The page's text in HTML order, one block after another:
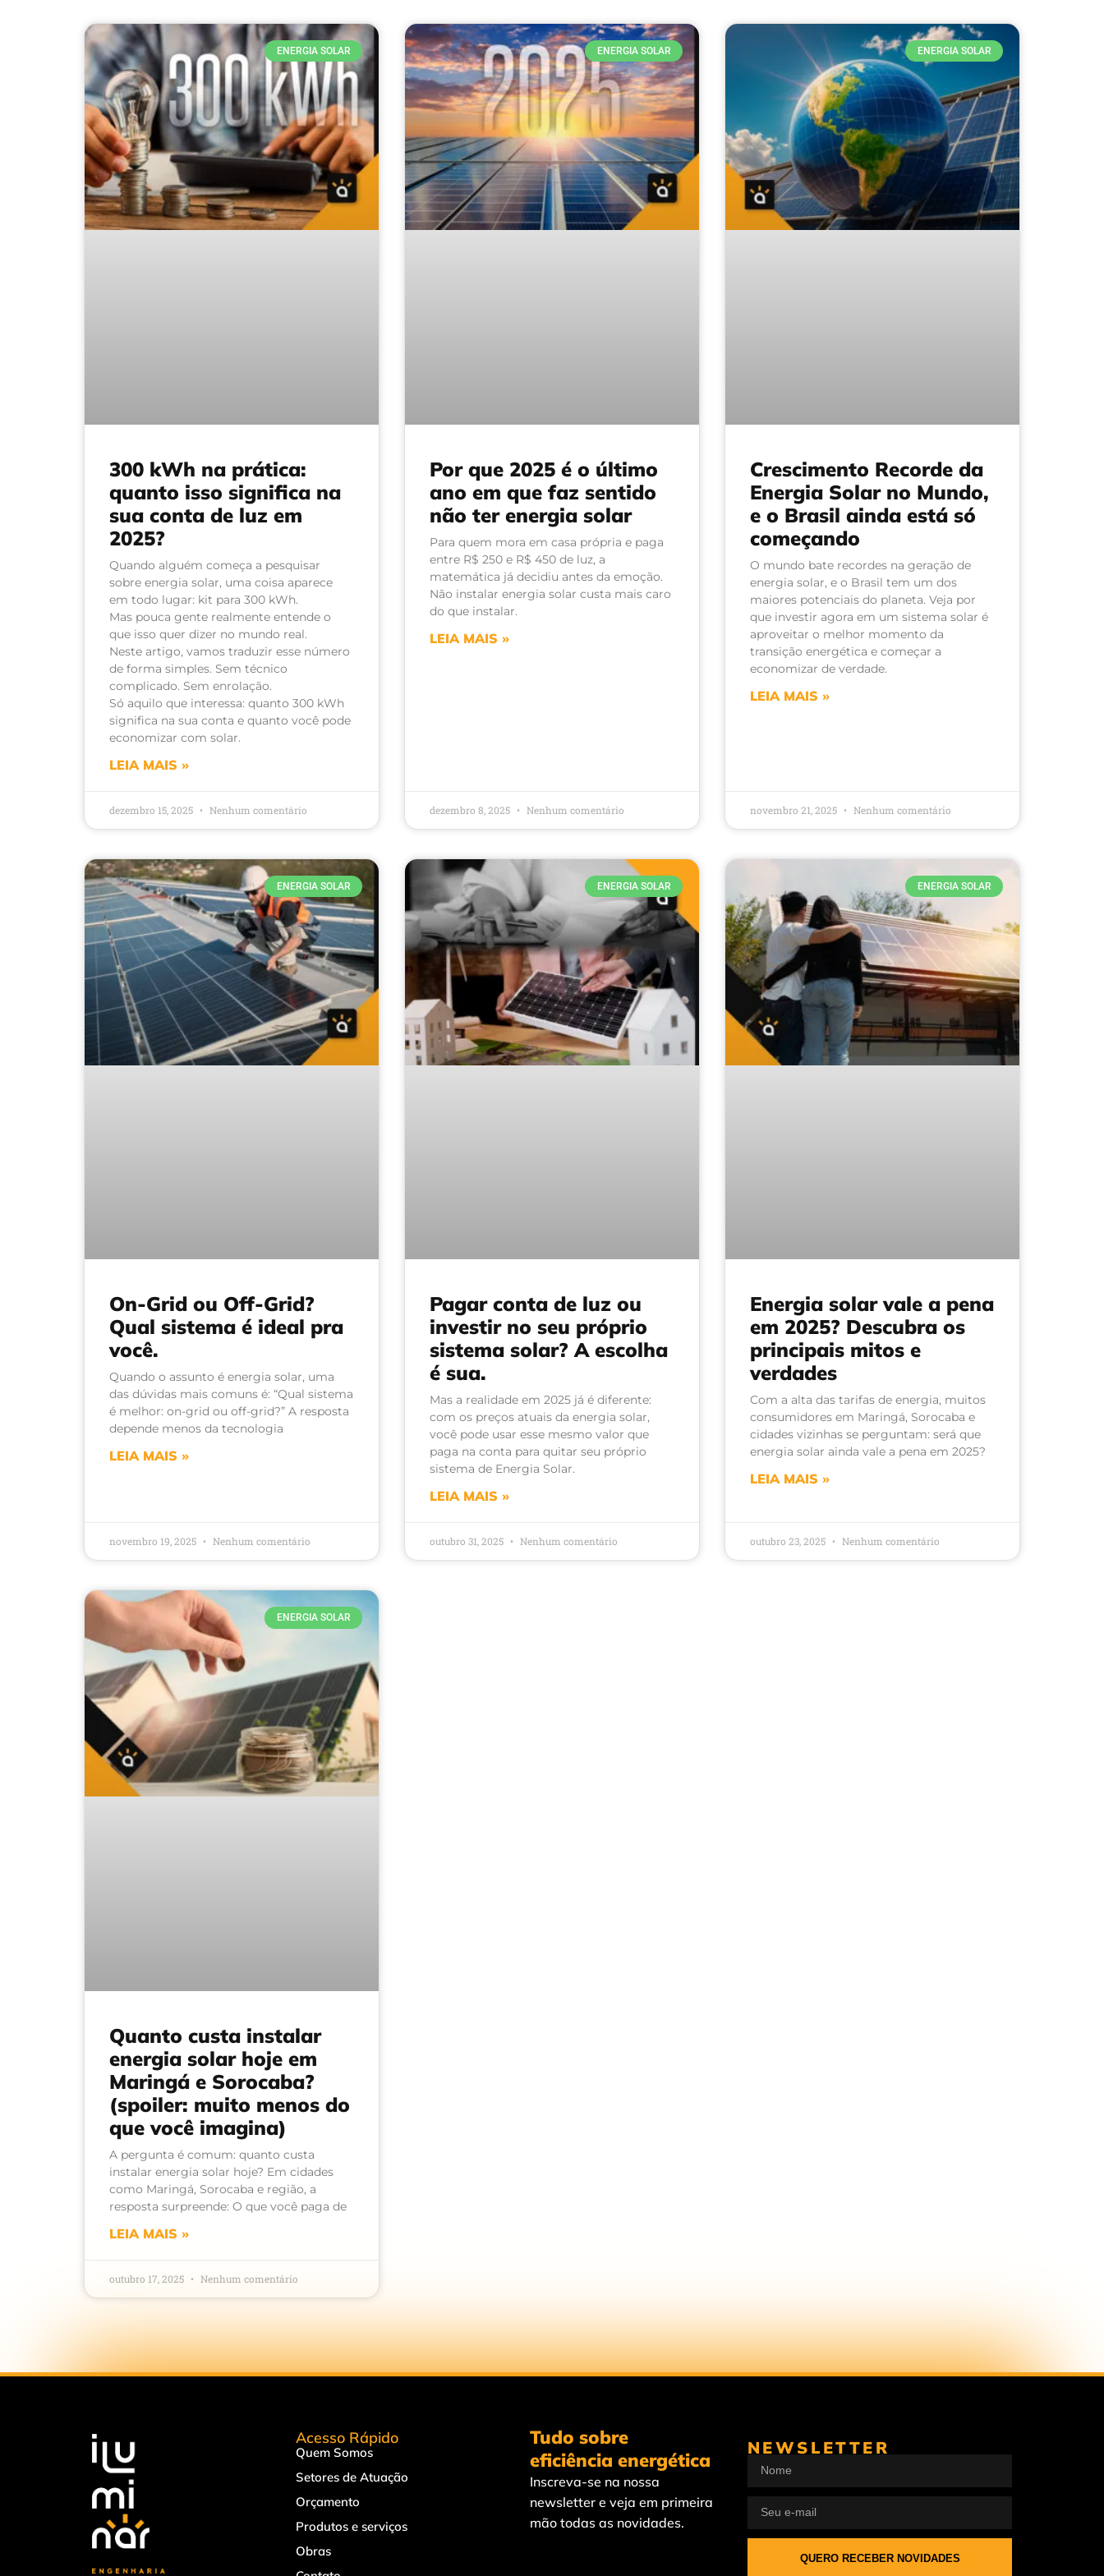
ENERGIA SOLAR
300 kWh na prática:
quanto isso significa na
sua conta de luz em
2025?
Quando alguém começa a pesquisar
sobre energia solar, uma coisa aparece
em todo lugar: kit para 300 kWh.
Mas pouca gente realmente entende o
que isso quer dizer no mundo real.
Neste artigo, vamos traduzir esse número
de forma simples. Sem técnico
complicado. Sem enrolação.
Só aquilo que interessa: quanto 300 kWh
significa na sua conta e quanto você pode
economizar com solar.
LEIA MAIS »
dezembro 15, 2025 Nenhum comentário
ENERGIA SOLAR
Por que 2025 é o último
ano em que faz sentido
não ter energia solar
Para quem mora em casa própria e paga
entre R$ 250 e R$ 450 de luz, a
matemática já decidiu antes da emoção.
Não instalar energia solar custa mais caro
do que instalar.
LEIA MAIS »
dezembro 8, 2025 Nenhum comentário
ENERGIA SOLAR
Crescimento Recorde da
Energia Solar no Mundo,
e o Brasil ainda está só
começando
O mundo bate recordes na geração de
energia solar, e o Brasil tem um dos
maiores potenciais do planeta. Veja por
que investir agora em um sistema solar é
aproveitar o melhor momento da
transição energética e começar a
economizar de verdade.
LEIA MAIS »
novembro 21, 2025 Nenhum comentário
ENERGIA SOLAR
On-Grid ou Off-Grid?
Qual sistema é ideal pra
você.
Quando o assunto é energia solar, uma
das dúvidas mais comuns é: “Qual sistema
é melhor: on-grid ou off-grid?” A resposta
depende menos da tecnologia
LEIA MAIS »
novembro 19, 2025 Nenhum comentário
ENERGIA SOLAR
Pagar conta de luz ou
investir no seu próprio
sistema solar? A escolha
é sua.
Mas a realidade em 2025 já é diferente:
com os preços atuais da energia solar,
você pode usar esse mesmo valor que
paga na conta para quitar seu próprio
sistema de Energia Solar.
LEIA MAIS »
outubro 31, 2025 Nenhum comentário
ENERGIA SOLAR
Energia solar vale a pena
em 2025? Descubra os
principais mitos e
verdades
Com a alta das tarifas de energia, muitos
consumidores em Maringá, Sorocaba e
cidades vizinhas se perguntam: será que
energia solar ainda vale a pena em 2025?
LEIA MAIS »
outubro 23, 2025 Nenhum comentário
ENERGIA SOLAR
Quanto custa instalar
energia solar hoje em
Maringá e Sorocaba?
(spoiler: muito menos do
que você imagina)
A pergunta é comum: quanto custa
instalar energia solar hoje? Em cidades
como Maringá, Sorocaba e região, a
resposta surpreende: O que você paga de
LEIA MAIS »
outubro 17, 2025 Nenhum comentário
Acesso Rápido
Quem Somos
Setores de Atuação
Orçamento
Produtos e serviços
Obras
Tudo sobre
eficiência energética
Inscreva-se na nossa
newsletter e veja em primeira
mão todas as novidades.
NEWSLETTER
QUERO RECEBER NOVIDADES